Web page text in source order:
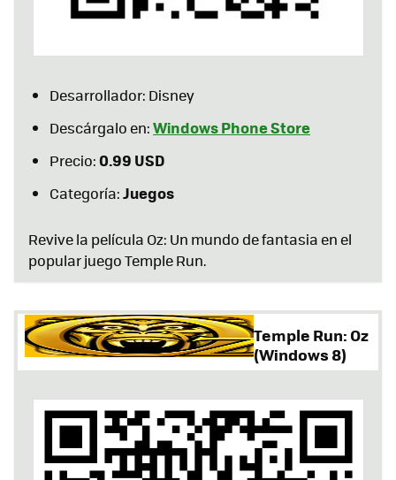
Desarrollador: Disney
Descárgalo en:Windows Phone Store
Precio:0.99 USD
Categoría:Juegos
Revive la película Oz: Un mundo de fantasia en el
popular juego Temple Run.
Temple Run: Oz
(Windows 8)